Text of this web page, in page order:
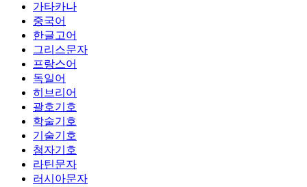
가타카나
중국어
한글고어
그리스문자
프랑스어
독일어
히브리어
괄호기호
학술기호
기술기호
첨자기호
라틴문자
러시아문자